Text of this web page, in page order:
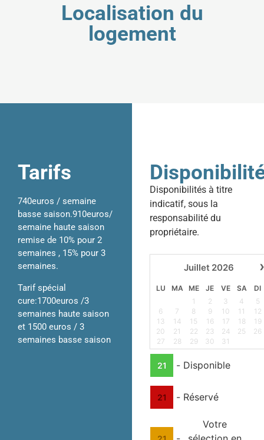
Localisation du
logement
Disponibilités à titre
indicatif, sous la
responsabilité du
propriétaire.
›
Juillet 2026
LU MA ME JE VE SA
DI
1
2 3 4
5
6
7 8 9 10 11
12
13
14 15 16 17 18
19
20
21 22 23 24 25
26
27
28 29 30 31
21 - Disponible
21 - Réservé
Votre
Tarifs
740euros / semaine
basse saison.910euros/
semaine haute saison
remise de 10% pour 2
semaines , 15% pour 3
semaines.
Tarif spécial
cure:1700euros /3
semaines haute saison
et 1500 euros / 3
semaines basse saison